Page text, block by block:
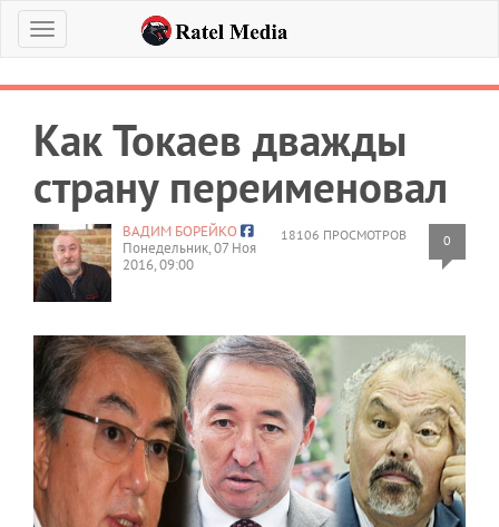
Меню
Как Токаев дважды
страну переименовал
18106 ПРОСМОТРОВ 0
ВАДИМ БОРЕЙКО
Понедельник, 07 Ноя
2016, 09:00